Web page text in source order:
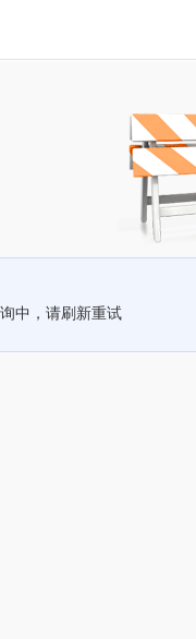
中，请刷新重试